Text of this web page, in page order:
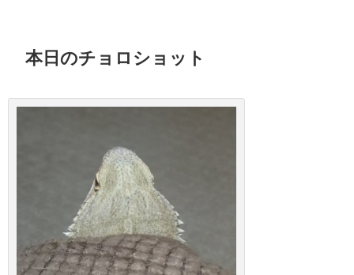
本日のチョロショット